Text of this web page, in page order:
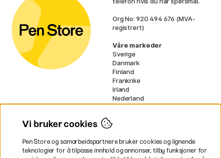
Org No: 920 494 676 (MVA-
registrert)
Våre markeder
Sverige
Danmark
Finland
Frankrike
Irland
Nederland
Tyskland
* Spesifikkefraktvilkårgjelder for
voluminøse varer.
Vi bruker cookies
Pen Store og samarbeidspartnere bruker cookies og lignende
teknologier for å tilpasse innhold og annonser, tilby funksjoner for